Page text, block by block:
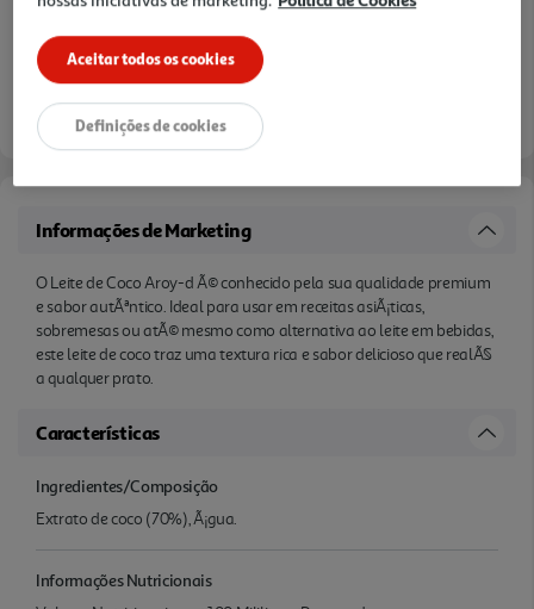
Informações de Marketing
O Leite de Coco Aroy-d Ã© conhecido pela sua qualidade premium
e sabor autÃªntico. Ideal para usar em receitas asiÃ¡ticas,
sobremesas ou atÃ© mesmo como alternativa ao leite em bebidas,
este leite de coco traz uma textura rica e sabor delicioso que realÃ§
a qualquer prato.
Características
Ingredientes/Composição
Extrato de coco (70%), Ã¡gua.
Informações Nutricionais
Aceitar todos os cookies
Definições de cookies